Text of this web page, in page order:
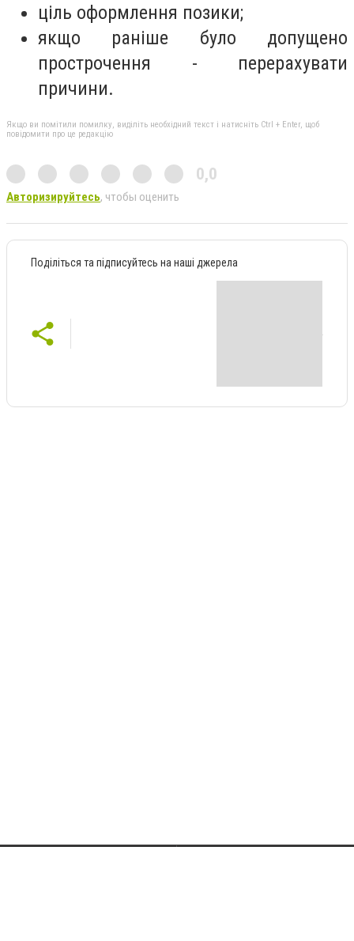
ціль оформлення позики;
якщо раніше було допущено
прострочення - перерахувати
причини.
Якщо ви помітили помилку, виділіть необхідний текст і натисніть Ctrl + Enter, щоб
повідомити про це редакцію
0,0
Авторизируйтесь, чтобы оценить
Поділіться та підписуйтесь на наші джерела